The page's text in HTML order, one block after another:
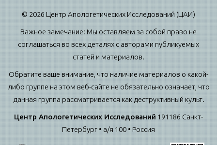
© 2026 Центр Апологетических Исследований (ЦАИ)
Важное замечание: Мы оставляем за собой право не
соглашаться во всех деталях с авторами публикуемых
статей и материалов.
Обратите ваше внимание, что наличие материалов о какой-
либо группе на этом веб-сайте не обязательно означает, что
данная группа рассматривается как деструктивный культ.
Центр Апологетических Исследований 191186 Санкт-
Петербург • а/я 100 • Россия